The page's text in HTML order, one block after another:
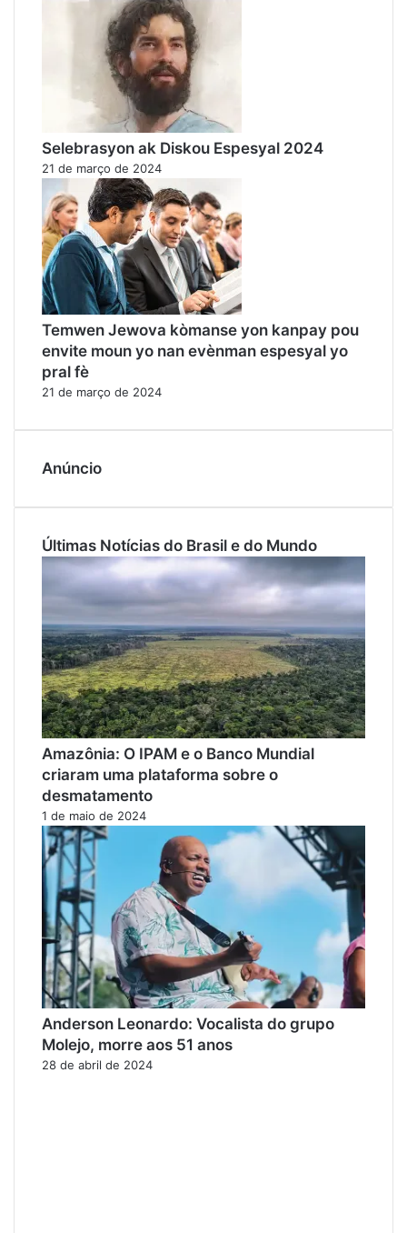
Selebrasyon ak Diskou Espesyal 2024
21 de março de 2024
Temwen Jewova kòmanse yon kanpay pou
envite moun yo nan evènman espesyal yo
pral fè
21 de março de 2024
Anúncio
Últimas Notícias do Brasil e do Mundo
Amazônia: O IPAM e o Banco Mundial
criaram uma plataforma sobre o
desmatamento
1 de maio de 2024
Anderson Leonardo: Vocalista do grupo
Molejo, morre aos 51 anos
28 de abril de 2024